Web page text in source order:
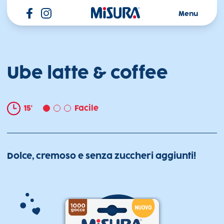
Misura Menu
Ube latte & coffee
15' Facile
Dolce, cremoso e senza zuccheri aggiunti!